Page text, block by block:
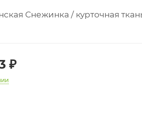
Снежинка / курточная
₽